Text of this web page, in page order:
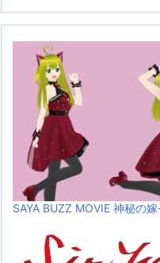
SAYA BUZZ MOVIE 神秘の